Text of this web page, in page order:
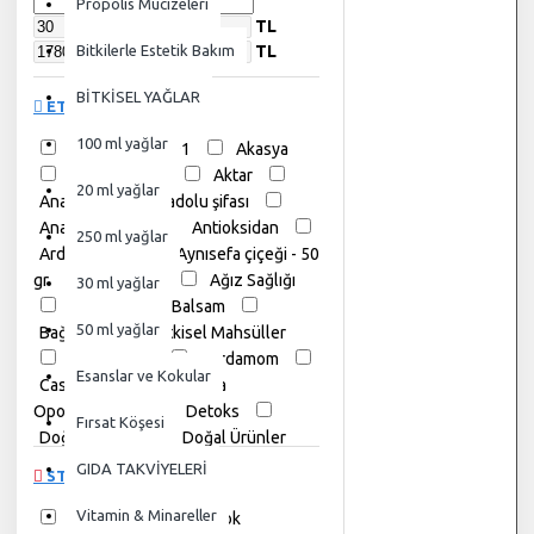
Propolis Mucizeleri
Bitkilerle Estetik Bakım
BİTKİSEL YAĞLAR
100 ml yağlar
20 ml yağlar
250 ml yağlar
30 ml yağlar
50 ml yağlar
Esanslar ve Kokular
Fırsat Köşesi
GIDA TAKVİYELERİ
Vitamin & Minareller
TL
TL
ETIKETLER
5269 5491
Akasya
Aktar
Anadolu
Anadolu şifası
Anason 100 gr
Antioksidan
Ardıç katranı
Aynısefa çiçeği - 50
gr
Ayurveda
Ağız Sağlığı
Balsam
Bağışıklık
Bitkisel Mahsüller
Cardamom
Cassie
Commiphora
Opobalsamum
Detoks
Doğal Reçine
Doğal Ürünler
Fabaceae
Geleneksel Tıp
Huai hua
Juniper tar
STOK DURUMU
Stokta Stokta Yok